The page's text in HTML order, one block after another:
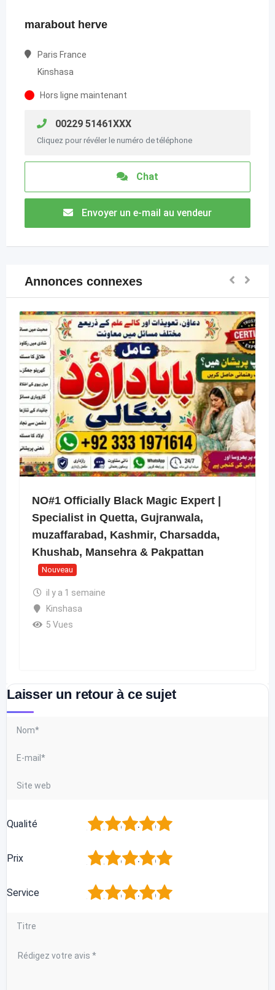
marabout herve
Paris France
Kinshasa
Hors ligne maintenant
00229 51461XXX
Cliquez pour révéler le numéro de téléphone
Chat
Envoyer un e-mail au vendeur
Annonces connexes
NO#1 Officially Black Magic Expert |
Specialist in Quetta, Gujranwala,
muzaffarabad, Kashmir, Charsadda,
Khushab, Mansehra & Pakpattan
Nouveau
il y a 1 semaine
Kinshasa
5 Vues
Laisser un retour à ce sujet
Qualité 5
4
3
2
Prix 5
4
3
2
Service 5
4
3
2